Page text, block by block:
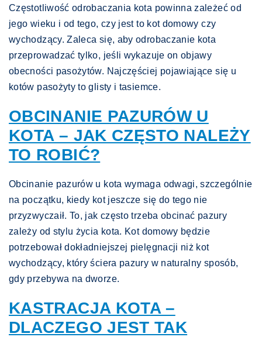
Częstotliwość odrobaczania kota powinna zależeć od
jego wieku i od tego, czy jest to kot domowy czy
wychodzący. Zaleca się, aby odrobaczanie kota
przeprowadzać tylko, jeśli wykazuje on objawy
obecności pasożytów. Najczęściej pojawiające się u
kotów pasożyty to glisty i tasiemce.
OBCINANIE PAZURÓW U
KOTA – JAK CZĘSTO NALEŻY
TO ROBIĆ?
Obcinanie pazurów u kota wymaga odwagi, szczególnie
na początku, kiedy kot jeszcze się do tego nie
przyzwyczaił. To, jak często trzeba obcinać pazury
zależy od stylu życia kota. Kot domowy będzie
potrzebował dokładniejszej pielęgnacji niż kot
wychodzący, który ściera pazury w naturalny sposób,
gdy przebywa na dworze.
KASTRACJA KOTA –
DLACZEGO JEST TAK